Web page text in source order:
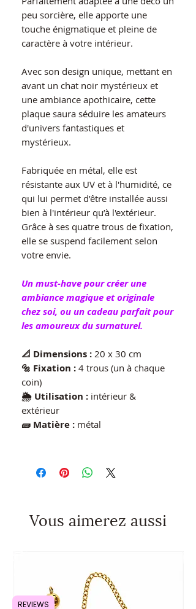
peu sorcière, elle apporte une
touche énigmatique et pleine de
caractère à votre intérieur.
Avec son design unique, mettant en
avant un chat noir mystérieux et
une ambiance apothicaire, cette
plaque saura séduire les amateurs
d'univers fantastiques et
mystérieux.
Fabriquée en métal, elle est
résistante aux UV et à l'humidité, ce
qui lui permet d’être installée aussi
bien à l'intérieur qu’à l'extérieur.
Grâce à ses quatre trous de fixation,
elle se suspend facilement selon
votre envie.
Un must-have pour créer une
ambiance magique et originale
chez soi, ou un cadeau parfait pour
les amoureux du surnaturel.
📐 Dimensions : 20 x 30 cm
🔩 Fixation : 4 trous (un à chaque
coin)
🌦️ Utilisation : intérieur &
extérieur
🧱 Matière : métal
Vous aimerez aussi
REVIEWS